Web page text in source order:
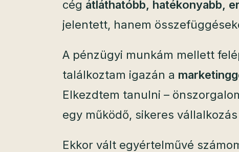
cég átláthatóbb, hatékonyabb,
jelentett, hanem
A pénzügyi munkám mellett
találkoztam igazán a
Elkezdtem tanulni –
egy működő, sikeres
Ekkor vált egyértelművé